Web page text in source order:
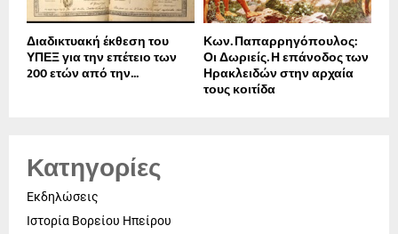
Διαδικτυακή έκθεση του
ΥΠΕΞ για την επέτειο των
200 ετών από την...
Κων. Παπαρρηγόπουλος:
Οι Δωριείς. Η επάνοδος των
Ηρακλειδών στην αρχαία
τους κοιτίδα
Κατηγορίες
Εκδηλώσεις
Ιστορία Βορείου Ηπείρου